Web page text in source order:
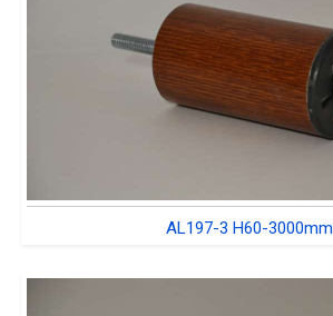
AL197-3 H60-3000mm